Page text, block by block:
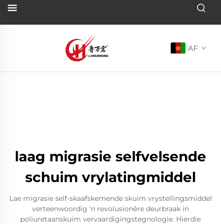
AF
laag migrasie selfvelsende
schuim vrylatingmiddel
Lae migrasie self-skaafskemende skuim vrystellingsmiddel
verteenwoordig 'n revolusionêre deurbraak in
poliuretaanskuim vervaardigingstegnologie. Hierdie